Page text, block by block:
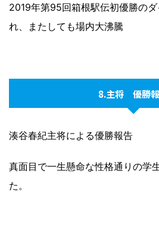
2019年第95回箱根駅伝初優勝の
れ、またしても場内大沸騰
8.主将 優勝
湊谷春紀主将による優勝報告
真面目で一生懸命な性格通りの学
た。